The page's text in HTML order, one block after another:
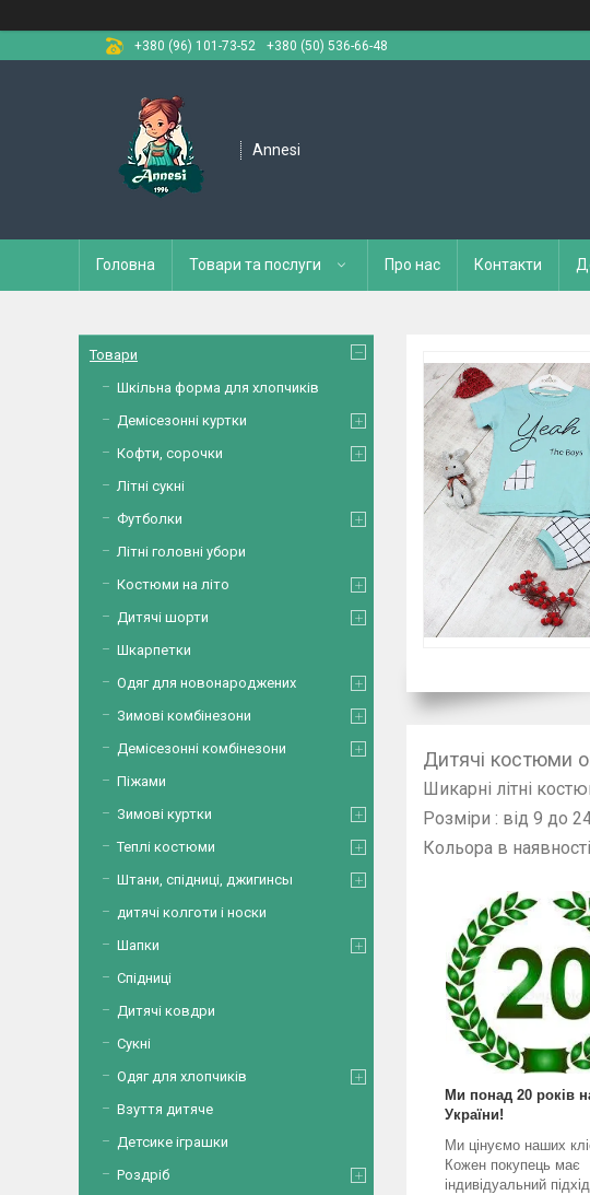
+380 (96) 101-73-52
+380 (50) 536-66-48
Annesi
Головна Товари та послуги Про нас Контакти
Дитячі костюми
Шикарні літні
Розміри : від 9 до
Кольора в
Ми понад 20 років
України!
Ми цінуємо наших
Кожен покупець має
індивідуальний
Товари
Шкільна форма для хлопчиків
Демісезонні куртки
Кофти, сорочки
Літні сукні
Футболки
Літні головні убори
Костюми на літо
Дитячі шорти
Шкарпетки
Одяг для новонароджених
Зимові комбінезони
Демісезонні комбінезони
Піжами
Зимові куртки
Теплі костюми
Штани, спідниці, джигинсы
дитячі колготи і носки
Шапки
Спідниці
Дитячі ковдри
Сукні
Одяг для хлопчиків
Взуття дитяче
Детсике іграшки
Роздріб